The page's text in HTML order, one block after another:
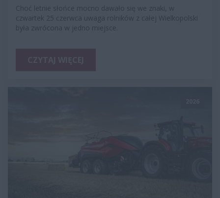
Choć letnie słońce mocno dawało się we znaki, w
czwartek 25 czerwca uwaga rolników z całej Wielkopolski
była zwrócona w jedno miejsce.